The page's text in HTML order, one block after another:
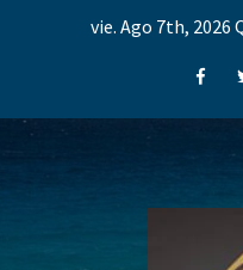
vie. Ago 7th, 2026